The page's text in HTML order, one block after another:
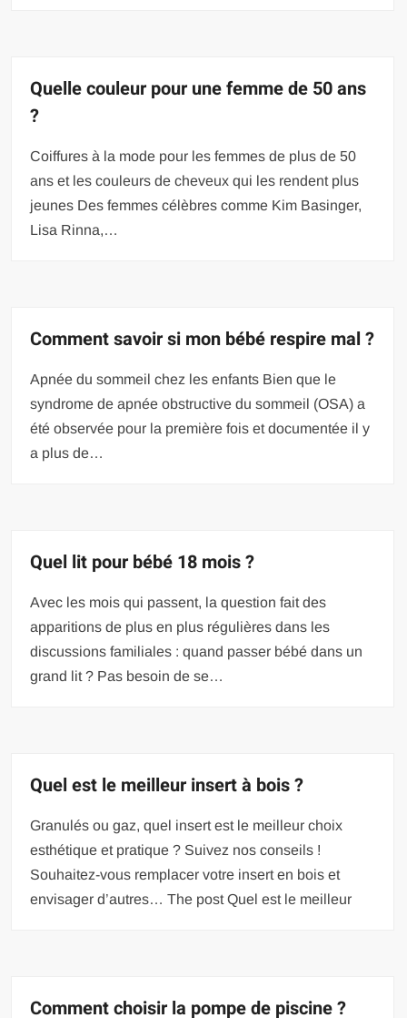
Quelle couleur pour une femme de 50 ans
?
Coiffures à la mode pour les femmes de plus de 50
ans et les couleurs de cheveux qui les rendent plus
jeunes Des femmes célèbres comme Kim Basinger,
Lisa Rinna,…
Comment savoir si mon bébé respire mal ?
Apnée du sommeil chez les enfants Bien que le
syndrome de apnée obstructive du sommeil (OSA) a
été observée pour la première fois et documentée il y
a plus de…
Quel lit pour bébé 18 mois ?
Avec les mois qui passent, la question fait des
apparitions de plus en plus régulières dans les
discussions familiales : quand passer bébé dans un
grand lit ? Pas besoin de se…
Quel est le meilleur insert à bois ?
Granulés ou gaz, quel insert est le meilleur choix
esthétique et pratique ? Suivez nos conseils !
Souhaitez-vous remplacer votre insert en bois et
envisager d’autres… The post Quel est le meilleur
Comment choisir la pompe de piscine ?